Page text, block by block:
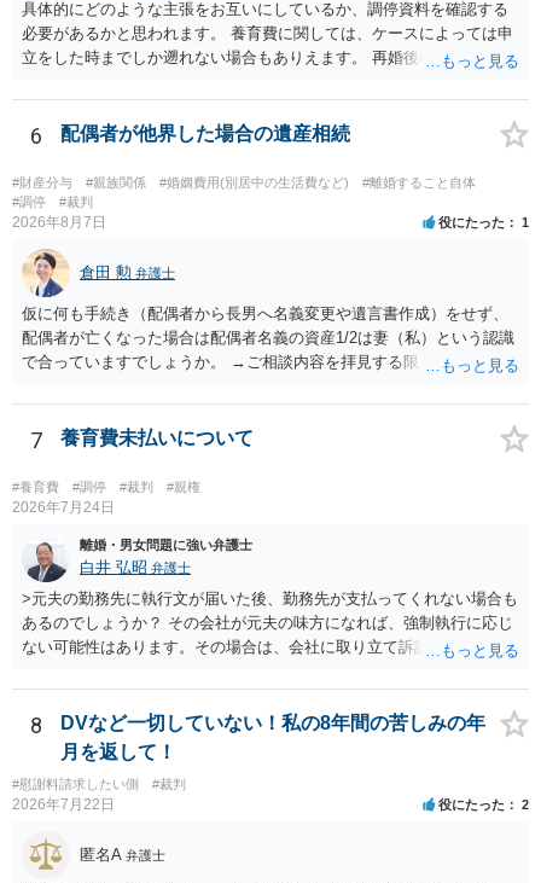
具体的にどのような主張をお互いにしているか、調停資料を確認する
必要があるかと思われます。 養育費に関しては、ケースによっては申
立をした時までしか遡れない場合もありえます。 再婚後の相手方の行
養育費に関するやりとり等があればそちらについても確認する必要が
あるでしょう。 公開相談の場での回答よりも個別に弁護士にご相談さ
6 配偶者が他界した場合の遺産相続
#財産分与 #親族関係 #婚姻費用(別居中の生活費など)
#離婚すること自体
#調停
#裁判
2026年8月7日 役にたった 1
倉田 勲 弁護士
仮に何も手続き（配偶者から長男へ名義変更や遺言書作成）をせず、
配偶者が亡くなった場合は配偶者名義の資産1/2は妻（私）という認識
で合っていますでしょうか。 →ご相談内容を拝見する限りでは、その
完全に所有する場合は、他の相続人に対して自宅の評価額の１/２の代
償金の支払いが必要になります。
7 養育費未払いについて
#養育費 #調停 #裁判 #親権
2026年7月24日
離婚・男女問題に強い弁護士
白井 弘昭 弁護士
>元夫の勤務先に執行文が届いた後、勤務先が支払ってくれない場合も
あるのでしょうか？ その会社が元夫の味方になれば、強制執行に応じ
ない可能性はあります。その場合は、会社に取り立て訴訟を行うこと
押さえ、元夫名義の車の差し押さえ競売などを検討します。 ＞何もで
きなかった場合は、公正証書の原本は戻ってくるのでしょうか？ 取れ
ても取れなくても、執行裁判所に原本の還付請求を行えば還付されま
す。 ＞他の弁護士さんに再度依頼できるのでしょうか？ できます。た
だ、取れなかった場合に取り立て訴訟等を起こしてもらえば、他の弁
護士に頼む必要は無いでしょう。 以上、ご参考まで。
8
DVなど一切していない！私の8年間の苦しみの年
月を返して！
#慰謝料請求したい側 #裁判
2026年7月22日 役にたった 2
匿名A 弁護士